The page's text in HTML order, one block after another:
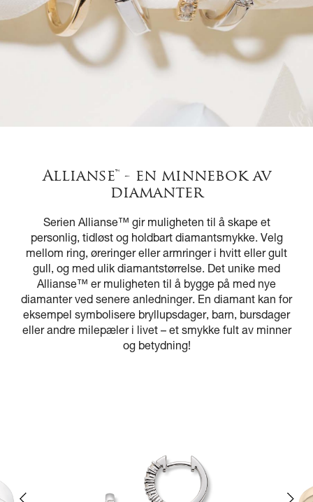
Allianse™ - en minnebok av
diamanter
Serien Allianse™ gir muligheten til å skape et
personlig, tidløst og holdbart diamantsmykke. Velg
mellom ring, øreringer eller armringer i hvitt eller gult
gull, og med ulik diamantstørrelse. Det unike med
Allianse™ er muligheten til å bygge på med nye
diamanter ved senere anledninger. En diamant kan for
eksempel symbolisere bryllupsdager, barn, bursdager
eller andre milepæler i livet – et smykke fult av minner
og betydning!